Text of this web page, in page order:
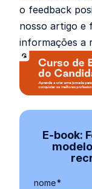
o feedback
nosso artigo e
informações a
E-book:
nome*